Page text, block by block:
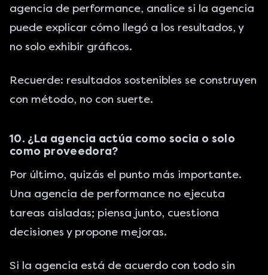
agencia de performance, analice si la agencia
puede explicar cómo llegó a los resultados, y
no solo exhibir gráficos.
Recuerde: resultados sostenibles se construyen
con método, no con suerte.
10. ¿La agencia actúa como socia o solo
como proveedora?
Por último, quizás el punto más importante.
Una agencia de performance no ejecuta
tareas aisladas; piensa junto, cuestiona
decisiones y propone mejoras.
Si la agencia está de acuerdo con todo sin